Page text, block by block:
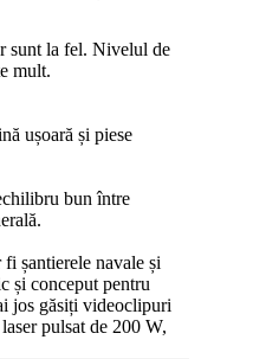
sunt la fel. Nivelul de
mult.
ușoară și piese
bun între
șantierele navale și
și conceput pentru
jos găsiți videoclipuri
pulsat de 200 W,